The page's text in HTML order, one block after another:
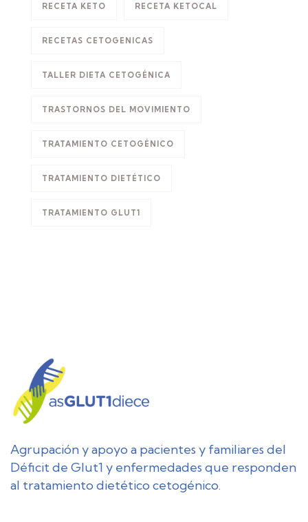
RECETA KETO RECETA KETOCAL
RECETAS CETOGENICAS
TALLER DIETA CETOGÉNICA
TRASTORNOS DEL MOVIMIENTO
TRATAMIENTO CETOGÉNICO
TRATAMIENTO DIETÉTICO
TRATAMIENTO GLUT1
Agrupación y apoyo a pacientes y familiares del
Déficit de Glut1 y enfermedades que responden
al tratamiento dietético cetogénico.